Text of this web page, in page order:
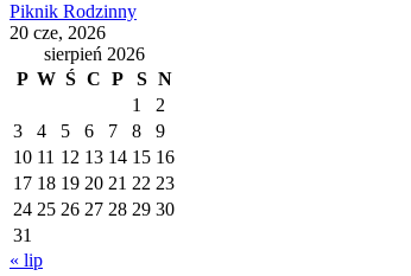
Piknik Rodzinny
20 cze, 2026
sierpień 2026
P W Ś C P S N
1
2
3
4 5 6 7 8
9
10 11 12 13 14 15 16
17 18 19 20 21 22 23
24 25 26 27 28 29 30
31
« lip